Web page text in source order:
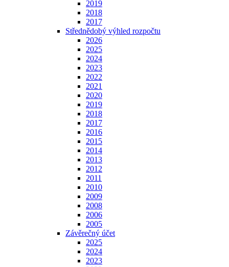
2019
2018
2017
Střednědobý výhled rozpočtu
2026
2025
2024
2023
2022
2021
2020
2019
2018
2017
2016
2015
2014
2013
2012
2011
2010
2009
2008
2006
2005
Závěrečný účet
2025
2024
2023